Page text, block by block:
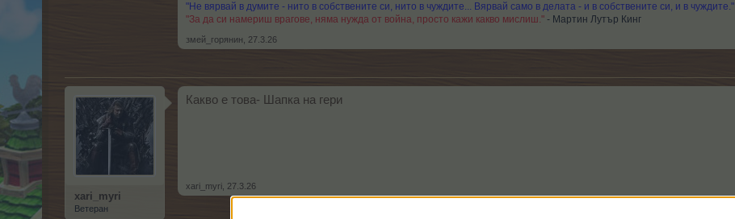
"Не вярвай в думите - нито в собствените си, нито в чуждите... Вярвай само в делата - и в собствените си, и в чуждите."
"За да си намериш врагове, няма нужда от война, просто кажи какво мислиш." - Мартин Лутър Кинг
змей_горянин 27.3.26
xari_myri
Ветеран
Какво е това- Шапка на гери
xari_myri 27.3.26